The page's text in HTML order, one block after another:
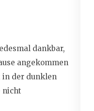
dankbar,
angekommen
in der dunklen
nicht